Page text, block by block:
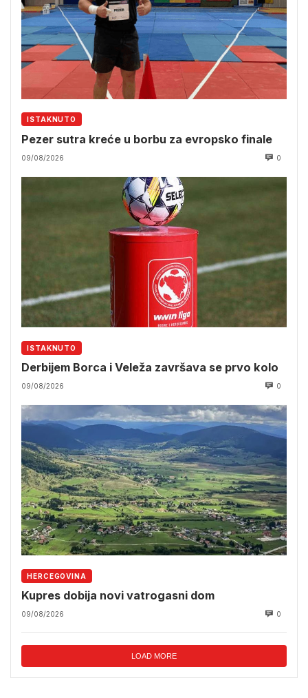
ISTAKNUTO
Pezer sutra kreće u borbu za evropsko finale
09/08/2026 0
ISTAKNUTO
Derbijem Borca i Veleža završava se prvo kolo
09/08/2026 0
HERCEGOVINA
Kupres dobija novi vatrogasni dom
09/08/2026 0
LOAD MORE